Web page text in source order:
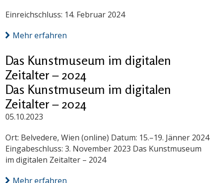
Einreichschluss: 14. Februar 2024
Mehr erfahren
Das Kunstmuseum im digitalen
Zeitalter – 2024
Das Kunstmuseum im digitalen
Zeitalter – 2024
05.10.2023
Ort: Belvedere, Wien (online) Datum: 15.–19. Jänner 2024
Eingabeschluss: 3. November 2023 Das Kunstmuseum
im digitalen Zeitalter – 2024
Mehr erfahren